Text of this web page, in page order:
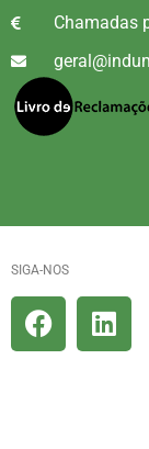
Chamadas
SIGA-NOS